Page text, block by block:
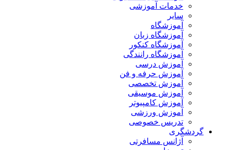
خدمات آموزشی
سایر
آموزشگاه
آموزشگاه زبان
آموزشگاه کنکور
آموزشگاه رانندگی
آموزش درسی
آموزش حرفه و فن
آموزش تخصصی
آموزش موسیقی
آموزش کامپیوتر
آموزش ورزشی
تدریس خصوصی
گردشگری
آژانس مسافرتی